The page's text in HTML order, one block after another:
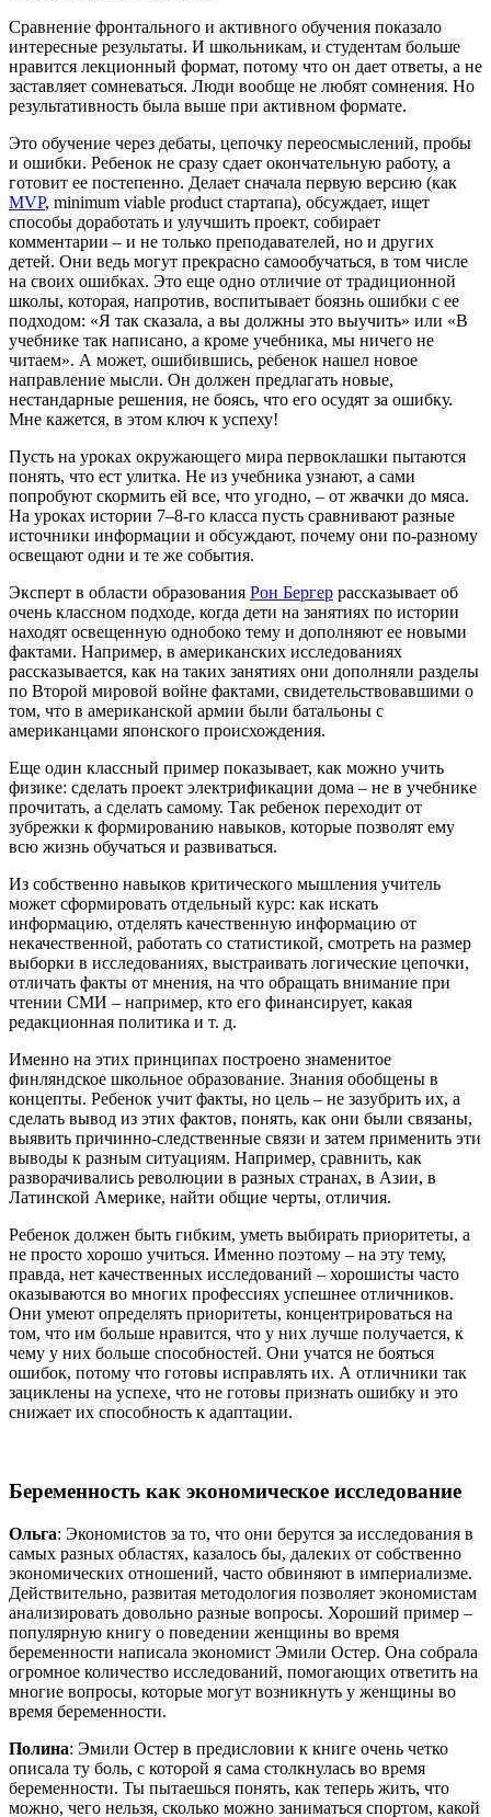
Сравнение фронтального и активного обучения показало
интересные результаты. И школьникам, и студентам больше
нравится лекционный формат, потому что он дает ответы, а не
заставляет сомневаться. Люди вообще не любят сомнения. Но
результативность была выше при активном формате.
Это обучение через дебаты, цепочку переосмыслений, пробы
и ошибки. Ребенок не сразу сдает окончательную работу, а
готовит ее постепенно. Делает сначала первую версию (как
MVP, minimum viable product стартапа), обсуждает, ищет
способы доработать и улучшить проект, собирает
комментарии – и не только преподавателей, но и других
детей. Они ведь могут прекрасно самообучаться, в том числе
на своих ошибках. Это еще одно отличие от традиционной
школы, которая, напротив, воспитывает боязнь ошибки с ее
подходом: «Я так сказала, а вы должны это выучить» или «В
учебнике так написано, а кроме учебника, мы ничего не
читаем». А может, ошибившись, ребенок нашел новое
направление мысли. Он должен предлагать новые,
нестандарные решения, не боясь, что его осудят за ошибку.
Мне кажется, в этом ключ к успеху!
Пусть на уроках окружающего мира первоклашки пытаются
понять, что ест улитка. Не из учебника узнают, а сами
попробуют скормить ей все, что угодно, – от жвачки до мяса.
На уроках истории 7–8-го класса пусть сравнивают разные
источники информации и обсуждают, почему они по-разному
освещают одни и те же события.
Эксперт в области образования Рон Бергер рассказывает об
очень классном подходе, когда дети на занятиях по истории
находят освещенную однобоко тему и дополняют ее новыми
фактами. Например, в американских исследованиях
рассказывается, как на таких занятиях они дополняли разделы
по Второй мировой войне фактами, свидетельствовавшими о
том, что в американской армии были батальоны с
американцами японского происхождения.
Еще один классный пример показывает, как можно учить
физике: сделать проект электрификации дома ­– не в учебнике
прочитать, а сделать самому. Так ребенок переходит от
зубрежки к формированию навыков, которые позволят ему
всю жизнь обучаться и развиваться.
Из собственно навыков критического мышления учитель
может сформировать отдельный курс: как искать
информацию, отделять качественную информацию от
некачественной, работать со статистикой, смотреть на размер
выборки в исследованиях, выстраивать логические цепочки,
отличать факты от мнения, на что обращать внимание при
чтении СМИ – например, кто его финансирует, какая
редакционная политика и т. д.
Именно на этих принципах построено знаменитое
финляндское школьное образование. Знания обобщены в
концепты. Ребенок учит факты, но цель – не зазубрить их, а
сделать вывод из этих фактов, понять, как они были связаны,
выявить причинно-следственные связи и затем применить эти
выводы к разным ситуациям. Например, сравнить, как
разворачивались революции в разных странах, в Азии, в
Латинской Америке, найти общие черты, отличия.
Ребенок должен быть гибким, уметь выбирать приоритеты, а
не просто хорошо учиться. Именно поэтому – на эту тему,
правда, нет качественных исследований – хорошисты часто
оказываются во многих профессиях успешнее отличников.
Они умеют определять приоритеты, концентрироваться на
том, что им больше нравится, что у них лучше получается, к
чему у них больше способностей. Они учатся не бояться
ошибок, потому что готовы исправлять их. А отличники так
зациклены на успехе, что не готовы признать ошибку и это
снижает их способность к адаптации.
Беременность как экономическое исследование
Ольга: Экономистов за то, что они берутся за исследования в
самых разных областях, казалось бы, далеких от собственно
экономических отношений, часто обвиняют в империализме.
Действительно, развитая методология позволяет экономистам
анализировать довольно разные вопросы. Хороший пример –
популярную книгу о поведении женщины во время
беременности написала экономист Эмили Остер. Она собрала
огромное количество исследований, помогающих ответить на
многие вопросы, которые могут возникнуть у женщины во
время беременности.
Полина: Эмили Остер в предисловии к книге очень четко
описала ту боль, с которой я сама столкнулась во время
беременности. Ты пытаешься понять, как теперь жить, что
можно, чего нельзя, сколько можно заниматься спортом, какой